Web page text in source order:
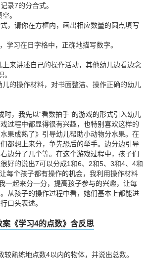
7的分合式。
。
请你在方框内，画出相应数量的圆点填写
习在日字格中，正确地描写数字。
讲述自己的操作活动，其他幼儿边看边念
操作材料，对书面整洁、操作正确的幼儿
，我先以“看数拍手”的游戏的形式引入幼儿
过程中都显得很有兴趣，也特别喜欢这样的
果成熟了》引导幼儿帮助小动物分水果。在
都想上来分，争先恐后的举手。边分边引导
边分了几个等。在这个游戏过程中，孩子们
好的说出7可以分成1和6、2和5、3和4、4和
每个孩子都有操作的机会，我利用操作材料
一起来分一分，提高孩子参与的兴趣，让每
从孩子的操作过程中看，她们基本上都能进
口头表述。
案《学习4的点数》含反思
熟练地点数4以内的物体，并说出总数。